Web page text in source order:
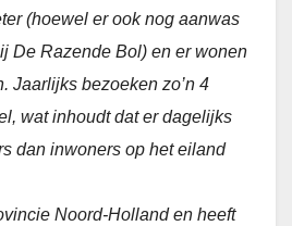
(hoewel er ook nog aanwas
De Razende Bol) en er wonen
Jaarlijks bezoeken zo’n 4
wat inhoudt dat er dagelijks
dan inwoners op het eiland
Noord-Holland en heeft